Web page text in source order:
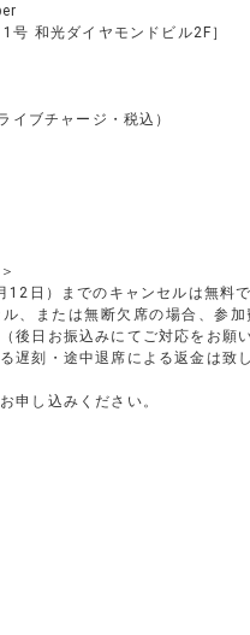
号 和光ダイヤモンドビル2F］
イブチャージ・税込）
12日）までのキャンセルは無料で
ル、または無断欠席の場合、参
後日お振込みにてご対応をお願
遅刻・途中退席による返金は致
申し込みください。